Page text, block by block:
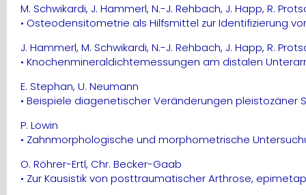
M. Schwikardi, J. Hammerl, N.-J. Rehbach, J. Happ, R.
• Osteodensitometrie als Hilfsmittel zur Identifizierung
J. Hammerl, M. Schwikardi, N.-J. Rehbach, J. Happ, R.
• Knochenmineraldichtemessungen am distalen
E. Stephan, U. Neumann
• Beispiele diagenetischer Veränderungen pleistozäner
P. Lowin
• Zahnmorphologische und morphometrische
O. Röhrer-Ertl, Chr. Becker-Gaab
• Zur Kausistik von posttraumatischer Arthrose,